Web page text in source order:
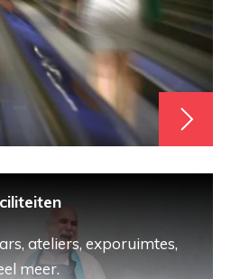
ateliers, exporuimtes,
meer.